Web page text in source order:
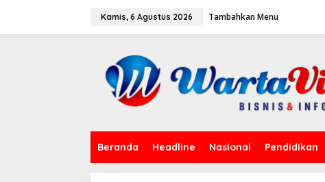
Kamis, 6 Agustus 2026 Tambahkan Menu
Beranda Headline Nasional Pendidikan